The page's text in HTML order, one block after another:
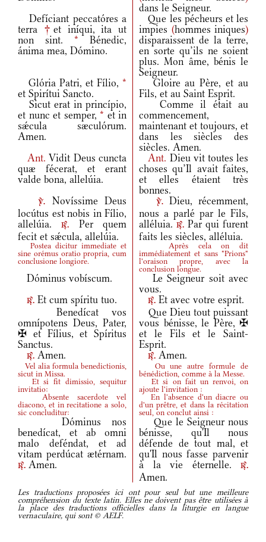
dans le Seigneur.
Defíciant peccatóres a
terra †et iníqui, ita ut
non sint. * Bénedic,
ánima mea, Dómino.
Que les pécheurs et les
impies (hommes iniques)
disparaissent de la terre,
en sorte qu’ils ne soient
plus. Mon âme, bénis le
Seigneur.
Glória Patri, et Fílio, *
et Spirítui Sancto.
Gloire au Père, et au
Fils, et au Saint Esprit.
Sicut erat in princípio,
et nunc et semper, * et in
sǽcula sæculórum.
Amen.
Comme il était au
commencement,
maintenant et toujours, et
dans les siècles des
siècles. Amen.
Ant.Vidit Deus cuncta
quæ fécerat, et erant
valde bona, allelúia.
Ant. Dieu vit toutes les
choses qu’Il avait faites,
et elles étaient très
bonnes.
v.
Novíssime Deus
locútus est nobis in Fílio,
allelúia.r.
Per quem
fecit et sǽcula, allelúia.
v.
Dieu, récemment,
nous a parlé par le Fils,
alléluia. r. Par qui furent
faits les siècles, alléluia.
Postea dicitur immediate et
sine orémus oratio propria, cum
conclusione longiore.
Après cela on dit
immédiatement et sans "Prions"
l'oraison propre, avec la
conclusion longue.
Dóminus vobíscum.
Le Seigneur soit avec
vous.
r. Et cum spíritu tuo. r. Et avec votre esprit.
Benedícat vos
omnípotens Deus, Pater,
✠ et Fílius, et Spíritus
Sanctus.
Que Dieu tout puissant
vous bénisse, le Père, ✠
et le Fils et le Saint-
Esprit.
r. Amen. r. Amen.
Vel alia formula benedictionis,
sicut in Missa.
Ou une autre formule de
bénédiction, comme à la Messe.
Et si fit dimissio, sequitur
invitatio:
Et si on fait un renvoi, on
ajoute l'invitation :
Absente sacerdote vel
diacono, et in recitatione a solo,
sic concluditur:
En l'absence d'un diacre ou
d'un prêtre, et dans la récitation
seul, on conclut ainsi :
Dóminus nos
benedícat, et ab omni
malo deféndat, et ad
vitam perdúcat ætérnam.
r. Amen.
Que le Seigneur nous
bénisse, qu'Il nous
défende de tout mal, et
qu'Il nous fasse parvenir
à la vie éternelle.
r.
Amen.
Les traductions proposées ici ont pour seul but une meilleure
compréhension du texte latin. Elles ne doivent pas être utilisées à
la place des traductions officielles dans la liturgie en langue
vernaculaire, qui sont © AELF.